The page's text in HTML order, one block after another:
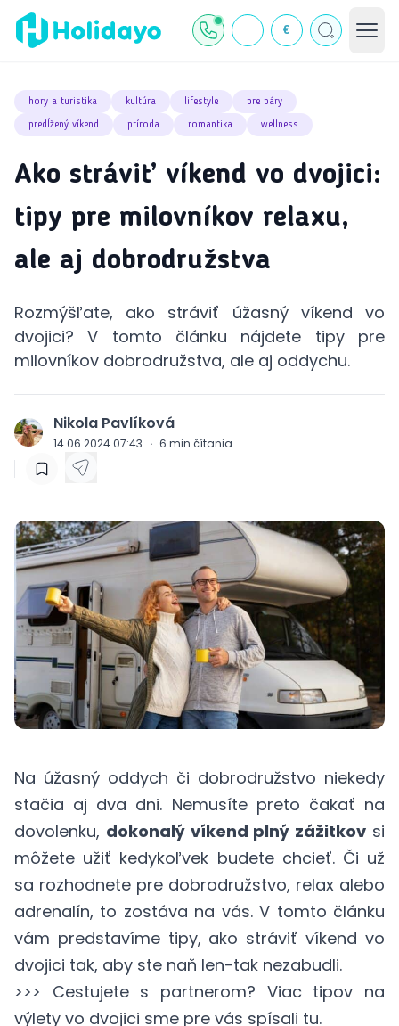
€
hory a turistika kultúra lifestyle pre páry
predĺžený víkend príroda romantika wellness
Ako stráviť víkend vo dvojici:
tipy pre milovníkov relaxu,
ale aj dobrodružstva
Rozmýšľate, ako stráviť úžasný víkend vo
dvojici? V tomto článku nájdete tipy pre
milovníkov dobrodružstva, ale aj oddychu.
J Nikola Pavlíková
14.06.2024 07:43 · 6 min čítania
Na úžasný oddych či dobrodružstvo niekedy
stačia aj dva dni. Nemusíte preto čakať na
dovolenku, dokonalý víkend plný zážitkov si
môžete užiť kedykoľvek budete chcieť. Či už
sa rozhodnete pre dobrodružstvo, relax alebo
adrenalín, to zostáva na vás. V tomto článku
vám predstavíme tipy, ako stráviť víkend vo
dvojici tak, aby ste naň len-tak nezabudli.
>>> Cestujete s partnerom? Viac tipov na
výlety vo dvojici sme pre vás spísali tu.